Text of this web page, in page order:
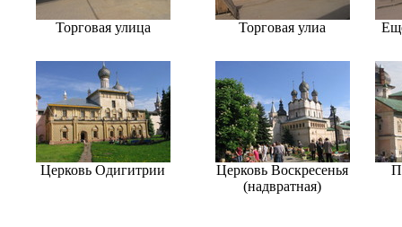
Торговая улица Торговая улиа
Церковь Одигитрии
Церковь Воскресенья
(надвратная)